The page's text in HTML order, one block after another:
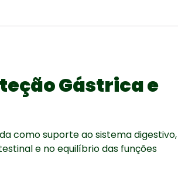
Gástrica e
como suporte ao sistema digestivo,
e no equilíbrio das funções